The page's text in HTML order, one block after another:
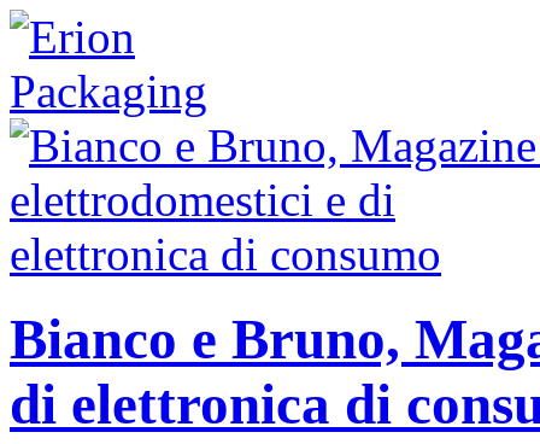
Bianco e Bruno,
di elettronica di